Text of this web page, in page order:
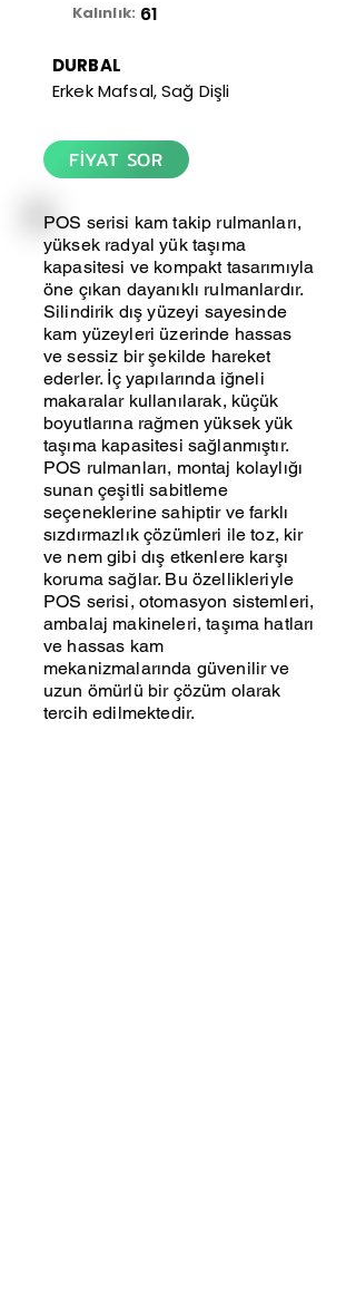
Kalınlık: 61
DURBAL
Erkek Mafsal, Sağ Dişli
FİYAT SOR
POS serisi kam takip rulmanları,
yüksek radyal yük taşıma
kapasitesi ve kompakt tasarımıyla
öne çıkan dayanıklı rulmanlardır.
Silindirik dış yüzeyi sayesinde
kam yüzeyleri üzerinde hassas
ve sessiz bir şekilde hareket
ederler. İç yapılarında iğneli
makaralar kullanılarak, küçük
boyutlarına rağmen yüksek yük
taşıma kapasitesi sağlanmıştır.
POS rulmanları, montaj kolaylığı
sunan çeşitli sabitleme
seçeneklerine sahiptir ve farklı
sızdırmazlık çözümleri ile toz, kir
ve nem gibi dış etkenlere karşı
koruma sağlar. Bu özellikleriyle
POS serisi, otomasyon sistemleri,
ambalaj makineleri, taşıma hatları
ve hassas kam
mekanizmalarında güvenilir ve
uzun ömürlü bir çözüm olarak
tercih edilmektedir.